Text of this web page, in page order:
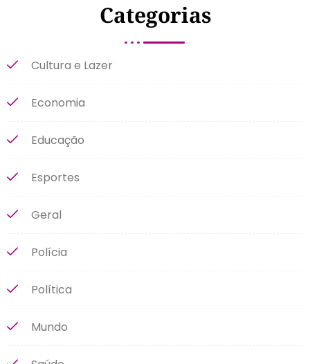
Categorias
Cultura e Lazer
Economia
Educação
Esportes
Geral
Polícia
Política
Mundo